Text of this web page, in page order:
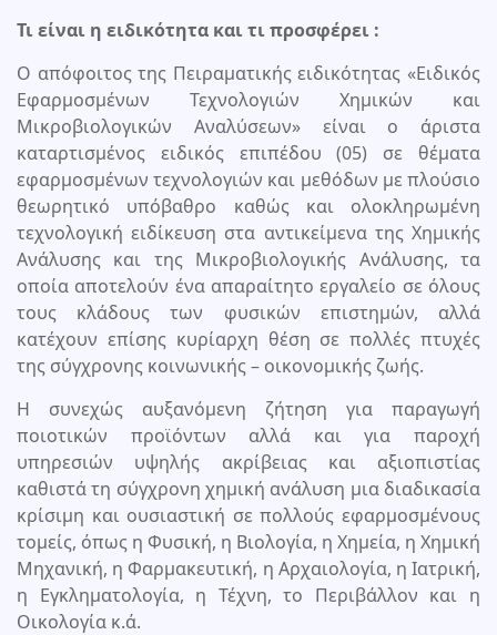
Τι είναι η ειδικότητα και τι προσφέρει :
Ο απόφοιτος της Πειραματικής ειδικότητας «Ειδικός
Εφαρμοσμένων Τεχνολογιών Χημικών και
Μικροβιολογικών Αναλύσεων» είναι ο άριστα
καταρτισμένος ειδικός επιπέδου (05) σε θέματα
εφαρμοσμένων τεχνολογιών και μεθόδων με πλούσιο
θεωρητικό υπόβαθρο καθώς και ολοκληρωμένη
τεχνολογική ειδίκευση στα αντικείμενα της Χημικής
Ανάλυσης και της Μικροβιολογικής Ανάλυσης, τα
οποία αποτελούν ένα απαραίτητο εργαλείο σε όλους
τους κλάδους των φυσικών επιστημών, αλλά
κατέχουν επίσης κυρίαρχη θέση σε πολλές πτυχές
της σύγχρονης κοινωνικής – οικονομικής ζωής.
Η συνεχώς αυξανόμενη ζήτηση για παραγωγή
ποιοτικών προϊόντων αλλά και για παροχή
υπηρεσιών υψηλής ακρίβειας και αξιοπιστίας
καθιστά τη σύγχρονη χημική ανάλυση μια διαδικασία
κρίσιμη και ουσιαστική σε πολλούς εφαρμοσμένους
τομείς, όπως η Φυσική, η Βιολογία, η Χημεία, η Χημική
Μηχανική, η Φαρμακευτική, η Αρχαιολογία, η Ιατρική,
η Εγκληματολογία, η Τέχνη, το Περιβάλλον και η
Οικολογία κ.ά.